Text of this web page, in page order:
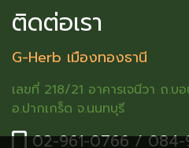
ติดต่อเรา
G-Herb เมืองทองธานี
เลขที่ 218/21 อาคารเจนีวา ถ.
อ.ปากเกร็ด จ.นนทบุรี
02-961-0766 / 084-